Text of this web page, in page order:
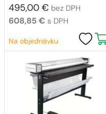
495,00 € bez DPH
608,85 € s DPH
Na objednávku